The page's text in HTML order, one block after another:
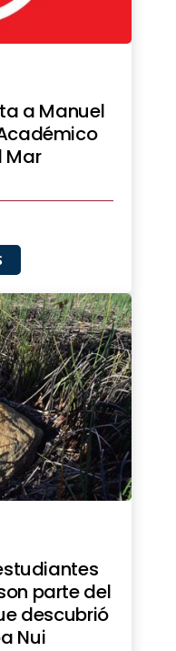
a Manuel
Mar
parte del
descubrió
Nui